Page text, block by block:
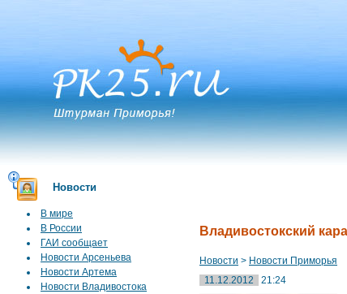
Новости
В мире
В России
ГАИ сообщает
Новости Арсеньева
Новости Артема
Новости Владивостока
Владивостокский
Новости > Новости Приморья
11.12.2012
21:24